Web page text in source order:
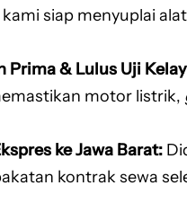
siap menyuplai
Prima & Lulus Uji
motor listrik,
ke Jawa Barat:
kontrak sewa